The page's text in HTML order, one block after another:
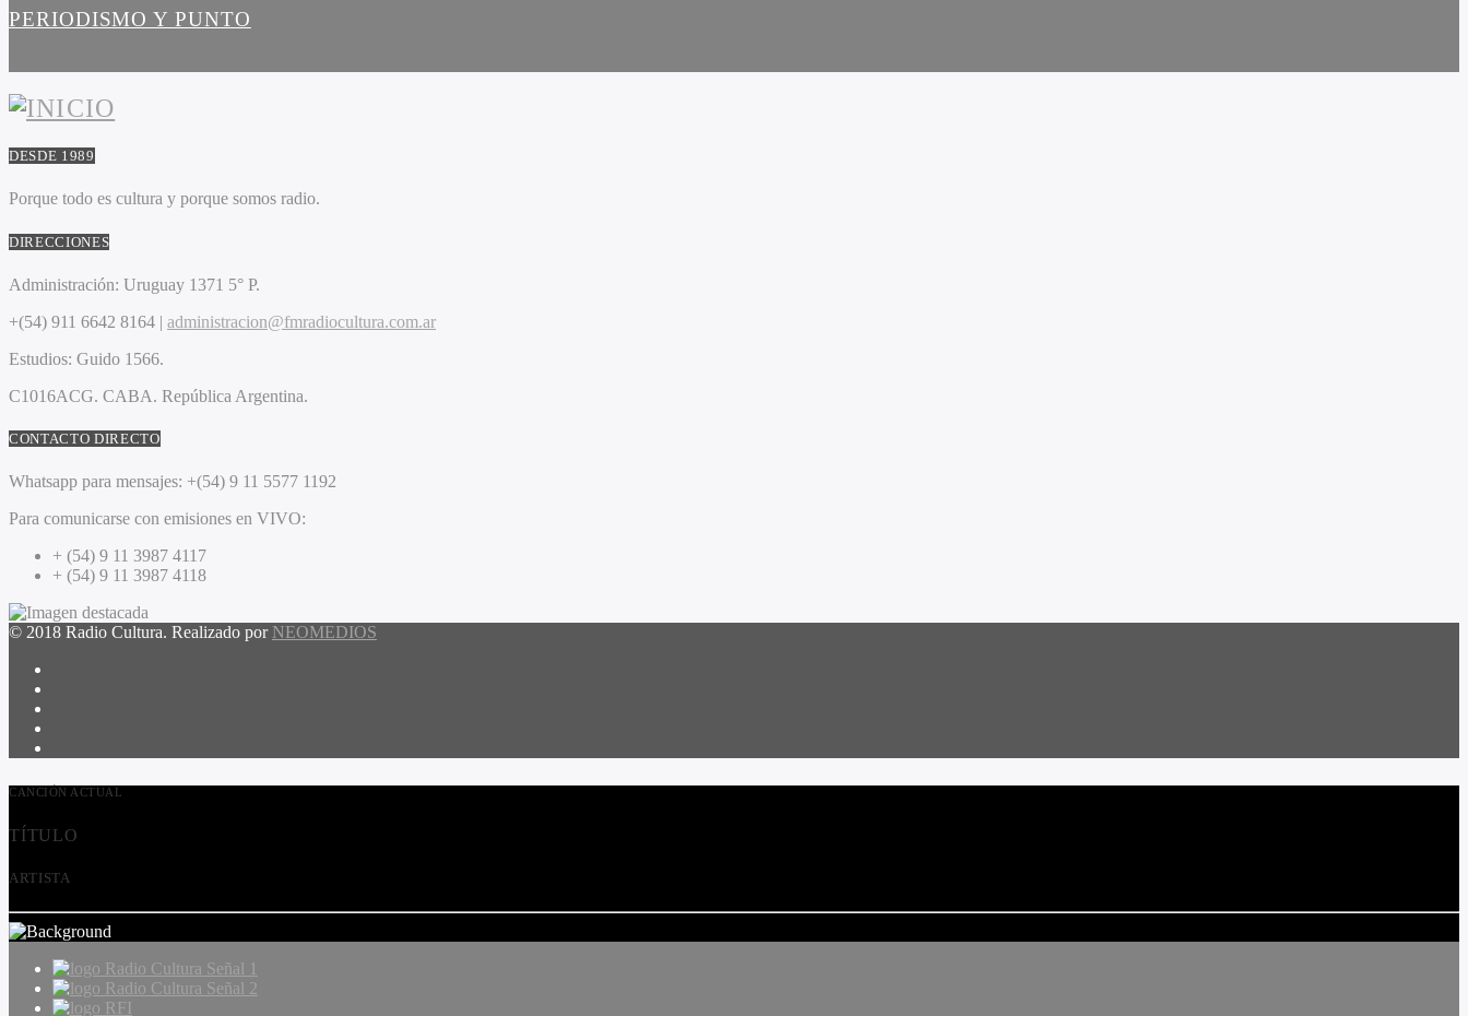
PERIODISMO Y PUNTO
DESDE 1989
Porque todo es cultura y porque somos radio.
DIRECCIONES
Administración: Uruguay 1371 5° P.
+(54) 911 6642 8164 | administracion@fmradiocultura.com.ar
Estudios: Guido 1566.
C1016ACG. CABA. República Argentina.
CONTACTO DIRECTO
Whatsapp para mensajes: +(54) 9 11 5577 1192
Para comunicarse con emisiones en VIVO:
+ (54) 9 11 3987 4117
+ (54) 9 11 3987 4118
© 2018 Radio Cultura. Realizado por NEOMEDIOS
CANCIÓN ACTUAL
TÍTULO
ARTISTA
Radio Cultura Señal 1
Radio Cultura Señal 2
RFI